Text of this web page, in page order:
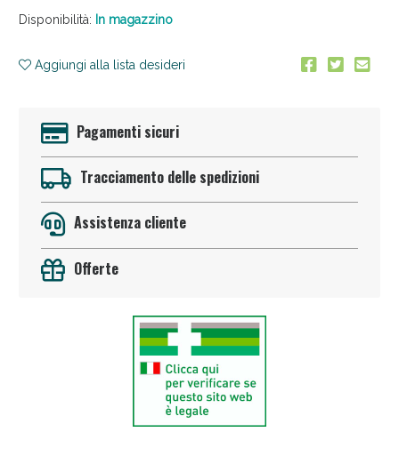
Disponibilità: In magazzino
Aggiungi alla lista desideri
Pagamenti sicuri
Tracciamento delle spedizioni
Assistenza cliente
Offerte
Anticellulite e Fanghi: Sconto fino al 40% valido
oggi!